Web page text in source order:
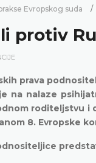
Evropskog suda
protiv
prava
na nalaze
roditeljstvu i
8. Evropske